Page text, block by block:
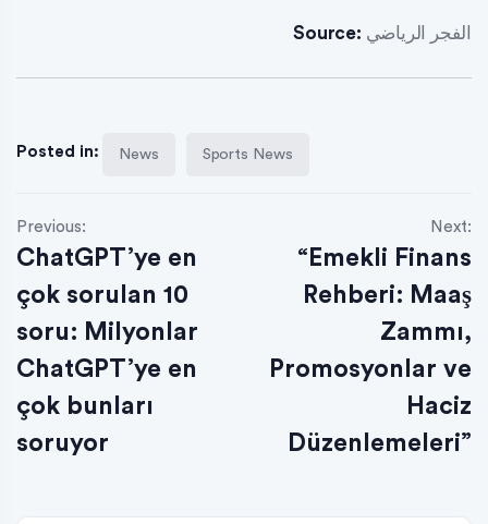
Source: الفجر الرياضي
Posted in: News Sports News
Previous:
ChatGPT’ye en
çok sorulan 10
soru: Milyonlar
ChatGPT’ye en
çok bunları
soruyor
Next:
“Emekli Finans
Rehberi: Maaş
Zammı,
Promosyonlar ve
Haciz
Düzenlemeleri”